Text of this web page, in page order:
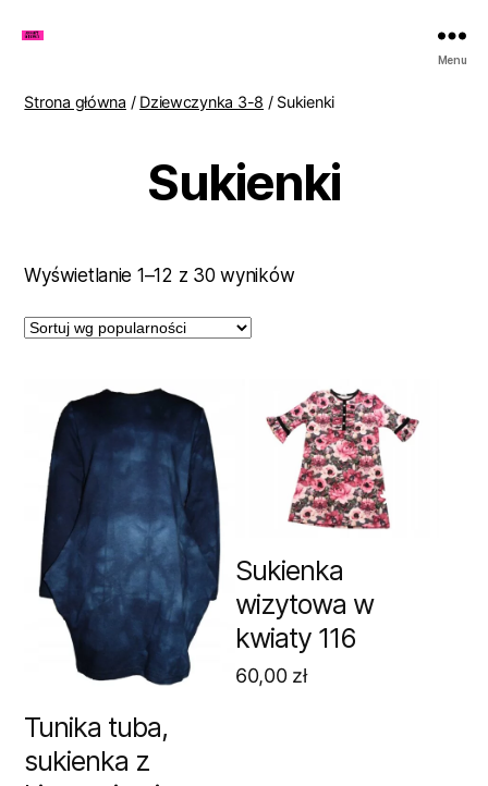
Lenki
Menu
Strona główna / Dziewczynka 3-8 / Sukienki
Sukienki
Wyświetlanie 1–12 z 30 wynikówPosortowane
Tunika tuba,
sukienka z
Sukienka
wizytowa w
kwiaty 116
60,00 zł